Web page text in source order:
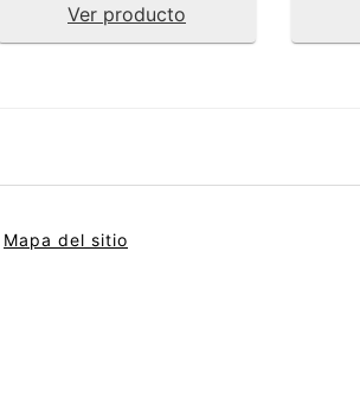
Ver producto
Mapa del sitio